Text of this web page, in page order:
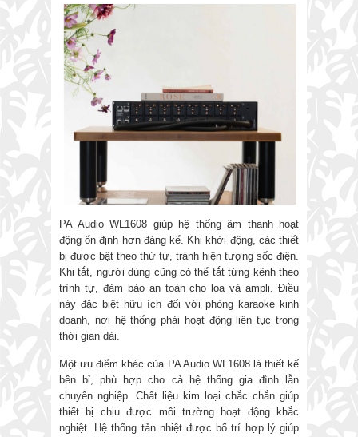
PA Audio WL1608 giúp hệ thống âm thanh hoạt
động ổn định hơn đáng kể. Khi khởi động, các thiết
bị được bật theo thứ tự, tránh hiện tượng sốc điện.
Khi tắt, người dùng cũng có thể tắt từng kênh theo
trình tự, đảm bảo an toàn cho loa và ampli. Điều
này đặc biệt hữu ích đối với phòng karaoke kinh
doanh, nơi hệ thống phải hoạt động liên tục trong
thời gian dài.
Một ưu điểm khác của PA Audio WL1608 là thiết kế
bền bỉ, phù hợp cho cả hệ thống gia đình lẫn
chuyên nghiệp. Chất liệu kim loại chắc chắn giúp
thiết bị chịu được môi trường hoạt động khắc
nghiệt. Hệ thống tản nhiệt được bố trí hợp lý giúp